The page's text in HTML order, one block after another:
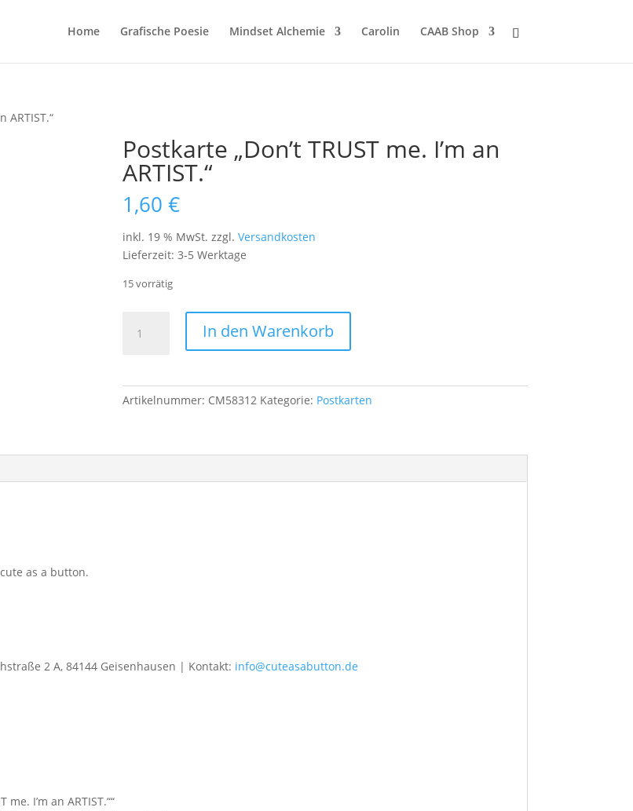
Home Grafische Poesie Mindset Alchemie Carolin CAAB Shop
ARTIST.“
Postkarte „Don’t TRUST me. I’m an
ARTIST.“
1,60 €
inkl. 19 % MwSt. zzgl. Versandkosten
Lieferzeit: 3-5 Werktage
15 vorrätig
"Don't
In den Warenkorb
Artikelnummer: CM58312 Kategorie: Postkarten
as a button.
2 A, 84144 Geisenhausen | Kontakt: info@cuteasabutton.de
I’m an ARTIST.““